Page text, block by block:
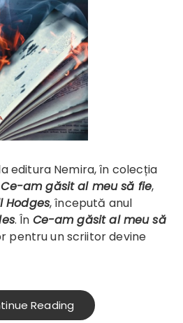
editura Nemira, în colecția
Ce-am găsit al meu să fie,
Hodges, începută anul
. În Ce-am găsit al meu să
pentru un scriitor devine
Reading